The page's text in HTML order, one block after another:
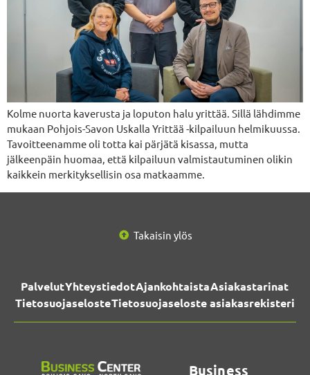
Kolme nuorta kaverusta ja loputon halu yrittää. Sillä lähdimme
mukaan Pohjois-Savon Uskalla Yrittää -kilpailuun helmikuussa.
Tavoitteenamme oli totta kai pärjätä kisassa, mutta
jälkeenpäin huomaa, että kilpailuun valmistautuminen olikin
kaikkein merkityksellisin osa matkaamme.
Takaisin ylös
PalvelutYhteystiedotAjankohtaistaAsiakastarinat
TietosuojaselosteTietosuojaseloste asiakasrekisteri
Business